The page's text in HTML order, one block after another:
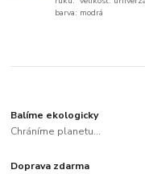
barva: modrá
Balíme ekologicky
Chráníme planetu...
Doprava zdarma